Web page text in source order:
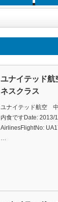
ユナイテッド
ネスクラス
ユナイテッド航空
内食ですDate: 2013/
AirlinesFlightNo:
…